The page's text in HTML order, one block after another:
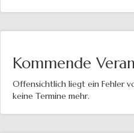
Kommende
Offensichtlich liegt ein Fehler
keine Termine mehr.